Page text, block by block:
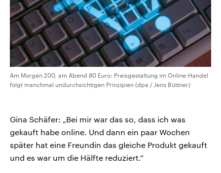
Am Morgen 200, am Abend 80 Euro: Preisgestaltung im Online-Handel
folgt manchmal undurchsichtigen Prinzipien (dpa / Jens Büttner)
Gina Schäfer: „Bei mir war das so, dass ich was
gekauft habe online. Und dann ein paar Wochen
später hat eine Freundin das gleiche Produkt gekauft
und es war um die Hälfte reduziert.“